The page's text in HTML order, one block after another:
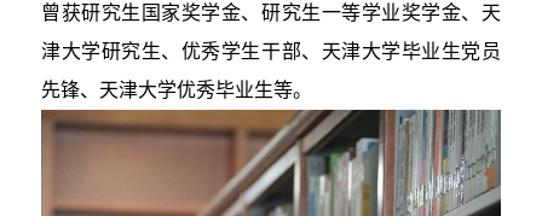
曾获研究生国家奖学金、研究生一等学业奖学金、天
津大学研究生、优秀学生干部、天津大学毕业生党员
先锋、天津大学优秀毕业生等。